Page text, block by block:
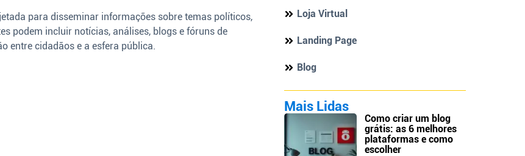
para disseminar informações sobre temas políticos,
podem incluir notícias, análises, blogs e fóruns de
entre cidadãos e a esfera pública.
Loja Virtual
Landing Page
Blog
Mais Lidas
Como criar um blog
grátis: as 6 melhores
plataformas e como
escolher